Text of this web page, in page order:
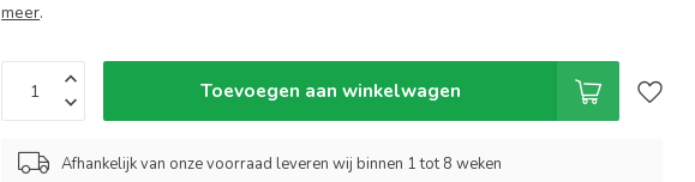
meer.
Toevoegen aan winkelwagen
Afhankelijk van onze voorraad leveren wij binnen 1 tot 8 weken